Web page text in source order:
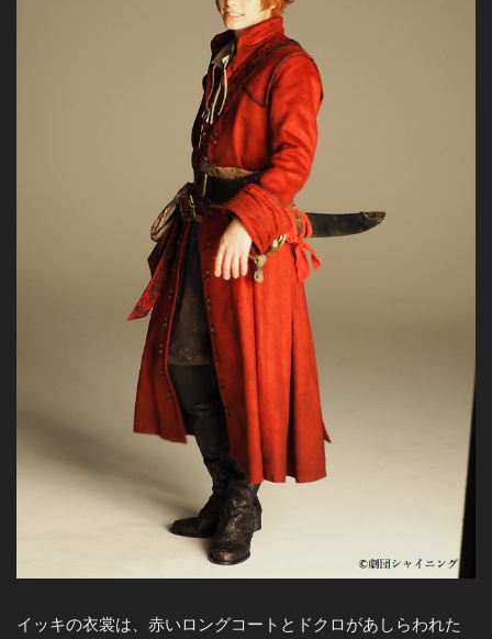
イッキの衣裳は、赤いロングコートとドクロがあしらわれた